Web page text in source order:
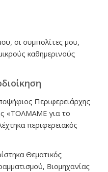
οι συμπολίτες μου,
καθημερινούς
Περιφερειάρχης
«ΤΟΛΜΑΜΕ για το
περιφερειακός
Θεματικός
Βιομηχανίας